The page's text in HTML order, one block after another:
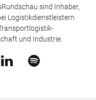
sind Inhaber,
Logistikdienstleistern
und Industrie.